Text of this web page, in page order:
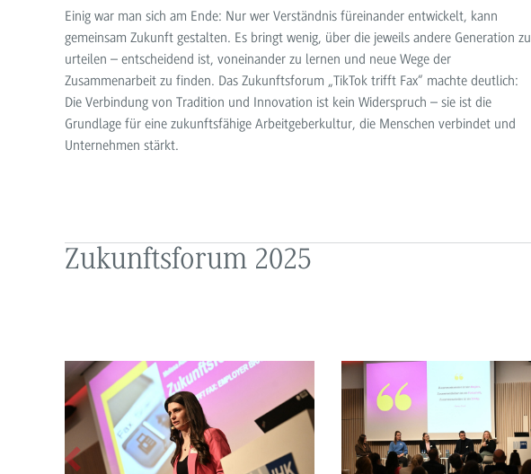
Einig war man sich am Ende: Nur wer Verständnis füreinander entwickelt, kann
gemeinsam Zukunft gestalten. Es bringt wenig, über die jeweils andere Generation zu
urteilen – entscheidend ist, voneinander zu lernen und neue Wege der
Zusammenarbeit zu finden. Das Zukunftsforum „TikTok trifft Fax“ machte deutlich:
Die Verbindung von Tradition und Innovation ist kein Widerspruch – sie ist die
Grundlage für eine zukunftsfähige Arbeitgeberkultur, die Menschen verbindet und
Unternehmen stärkt.
Zukunftsforum 2025